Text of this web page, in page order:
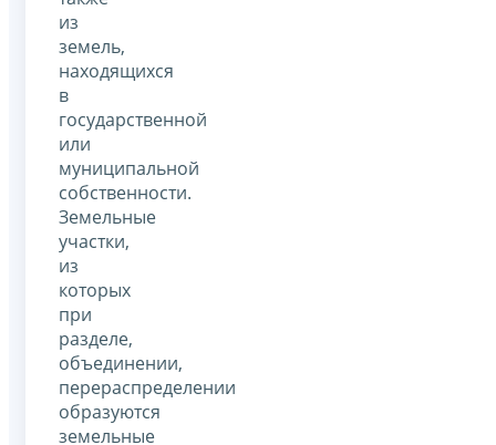
из
земель,
находящихся
в
государственной
или
муниципальной
собственности.
Земельные
участки,
из
которых
при
разделе,
объединении,
перераспределении
образуются
земельные